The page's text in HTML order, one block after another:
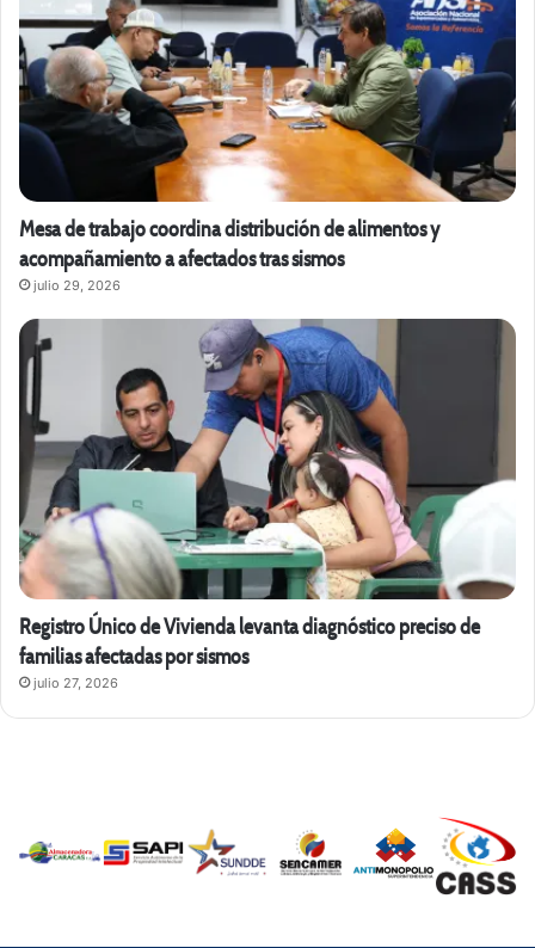
Mesa de trabajo coordina distribución de alimentos y
acompañamiento a afectados tras sismos
julio 29, 2026
Registro Único de Vivienda levanta diagnóstico preciso de
familias afectadas por sismos
julio 27, 2026